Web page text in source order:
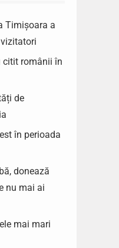
Timișoara a
citit românii în
de
în perioada
donează
nu mai ai
mai mari